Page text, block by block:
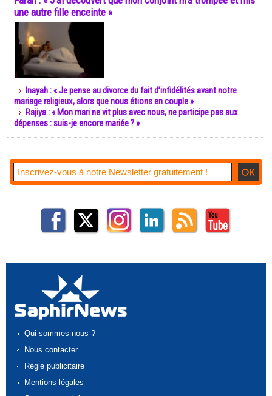
une autre fille enceinte »
Inayah : « Je pense au divorce du fait d’infidélités avant notre
mariage religieux, alors que nous étions en couple »
Rajiya : « Mon mari ne vit plus avec nous, ne participe pas aux
dépenses : suis-je encore mariée ? »
Qui sommes-nous ?
Nous contacter
Régie publicitaire
Mentions légales